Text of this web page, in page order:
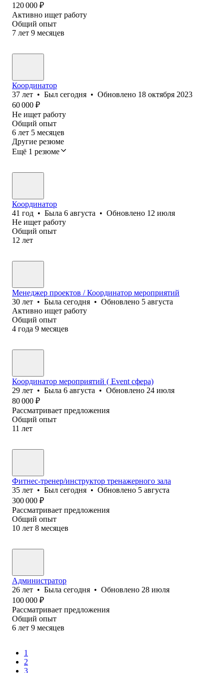
120 000 ₽
Активно ищет работу
Общий опыт
7 лет 9 месяцев
Координатор
37 лет • Был сегодня • Обновлено 18 октября 2023
60 000 ₽
Не ищет работу
Общий опыт
6 лет 5 месяцев
Другие резюме
Ещё 1 резюме
Координатор
41 год • Была 6 августа • Обновлено 12 июля
Не ищет работу
Общий опыт
12 лет
Менеджер проектов / Координатор мероприятий
30 лет • Была сегодня • Обновлено 5 августа
Активно ищет работу
Общий опыт
4 года 9 месяцев
Координатор мероприятий ( Event сфера)
29 лет • Была 6 августа • Обновлено 24 июля
80 000 ₽
Рассматривает предложения
Общий опыт
11 лет
Фитнес-тренер/инструктор тренажерного зала
35 лет • Был сегодня • Обновлено 5 августа
300 000 ₽
Рассматривает предложения
Общий опыт
10 лет 8 месяцев
Администратор
26 лет • Была сегодня • Обновлено 28 июля
100 000 ₽
Рассматривает предложения
Общий опыт
6 лет 9 месяцев
1
2
3